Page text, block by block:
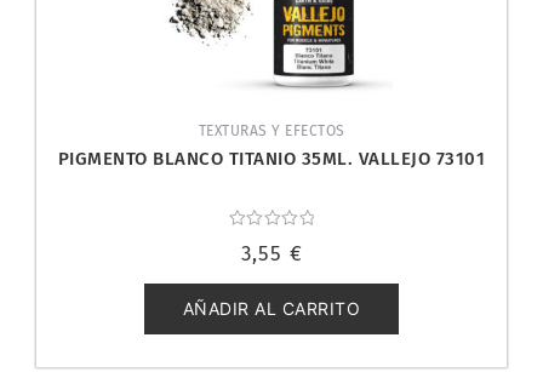
TEXTURAS Y EFECTOS
PIGMENTO BLANCO TITANIO 35ML. VALLEJO 73101
con
de
5
3,55 €
AÑADIR AL CARRITO